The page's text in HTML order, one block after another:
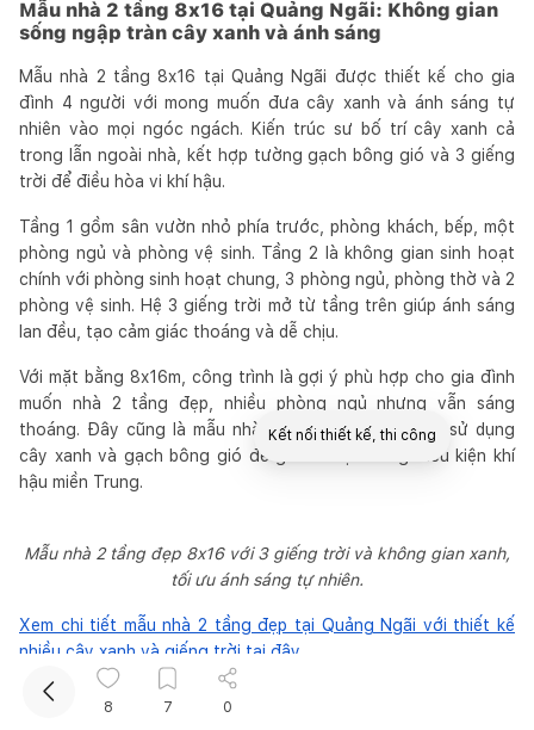
Mẫu nhà 2 tầng 8x16 tại Quảng Ngãi: Không gian
sống ngập tràn cây xanh và ánh sáng
Mẫu nhà 2 tầng 8x16 tại Quảng Ngãi được thiết kế cho gia
đình 4 người với mong muốn đưa cây xanh và ánh sáng tự
nhiên vào mọi ngóc ngách. Kiến trúc sư bố trí cây xanh cả
trong lẫn ngoài nhà, kết hợp tường gạch bông gió và 3 giếng
trời để điều hòa vi khí hậu.
Tầng 1 gồm sân vườn nhỏ phía trước, phòng khách, bếp, một
phòng ngủ và phòng vệ sinh. Tầng 2 là không gian sinh hoạt
chính với phòng sinh hoạt chung, 3 phòng ngủ, phòng thờ và 2
phòng vệ sinh. Hệ 3 giếng trời mở từ tầng trên giúp ánh sáng
lan đều, tạo cảm giác thoáng và dễ chịu.
Với mặt bằng 8x16m, công trình là gợi ý phù hợp cho gia đình
muốn nhà 2 tầng đẹp, nhiều phòng ngủ nhưng vẫn sáng
thoáng. Đây cũng là mẫu nhà thể hiện rõ xu hướng sử dụng
cây xanh và gạch bông gió để giảm nhiệt trong điều kiện khí
hậu miền Trung.
Mẫu nhà 2 tầng đẹp 8x16 với 3 giếng trời và không gian xanh,
tối ưu ánh sáng tự nhiên.
Xem chi tiết mẫu nhà 2 tầng đẹp tại Quảng Ngãi với thiết kế
nhiều cây xanh và giếng trời tại đây.
KG House: Mẫu nhà 2 tầng cải tạo với thiết kế “xẻ
đôi” độc đáo
8 7 0
Kết nối thiết kế, thi công